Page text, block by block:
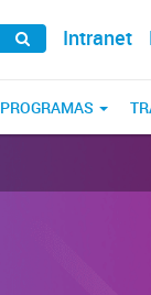
Intranet
PROGRAMAS